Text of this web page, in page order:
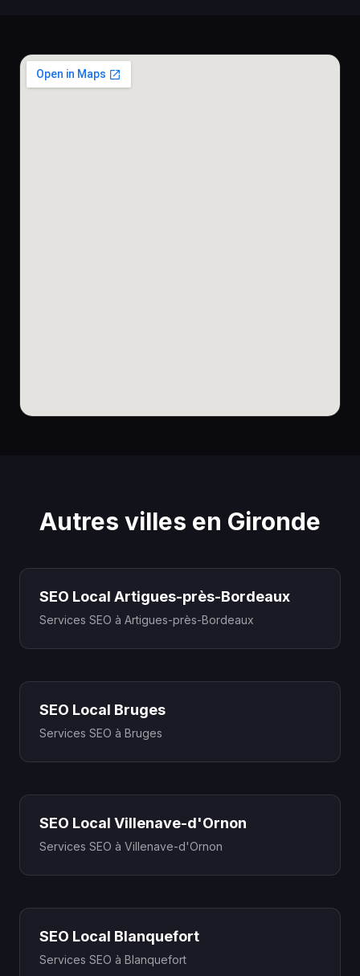
Autres villes en Gironde
SEO Local Artigues-près-Bordeaux
Services SEO à Artigues-près-Bordeaux
SEO Local Bruges
Services SEO à Bruges
SEO Local Villenave-d'Ornon
Services SEO à Villenave-d'Ornon
SEO Local Blanquefort
Services SEO à Blanquefort